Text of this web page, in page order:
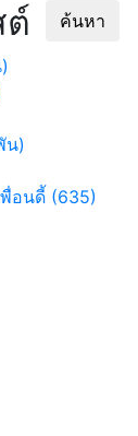
ค้นหา
น)
พื่อนดี้ (635)